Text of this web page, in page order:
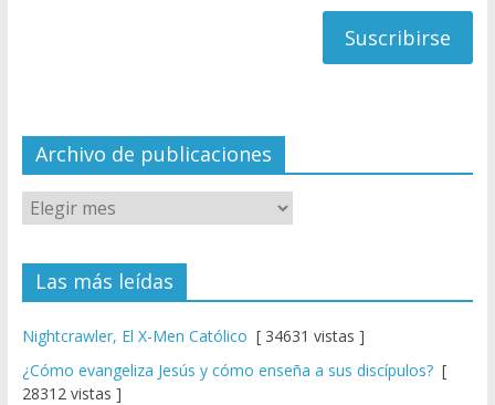
el
Archivo de publicaciones
Las más leídas
Nightcrawler, El X-Men Católico [ 34631 vistas ]
¿Cómo evangeliza Jesús y cómo enseña a sus discípulos?[
28312 vistas ]